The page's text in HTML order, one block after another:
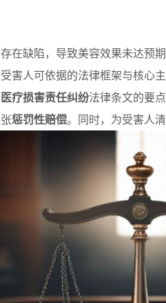
在缺陷，导致美容效果未达预
害人可依据的法律框架与核心
医疗损害责任纠纷法律条文的要
惩罚性赔偿。同时，为受害人